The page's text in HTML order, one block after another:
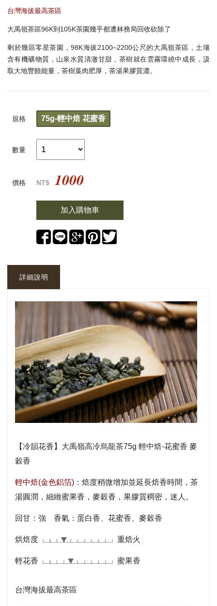
台灣海拔最高茶區
大禹嶺茶區96K到105K茶園幾乎都遭林務局回收砍除了
剩於幾區零星茶園，98K海拔2100~2200公尺的大禹嶺茶區，土壤
含有機礦物質，山泉水質清澈甘甜，茶樹就在雲霧環繞中成長，汲
取大地豐饒能量，茶樹葉肉肥厚，茶湯果膠質濃。
規格 75g-輕中焙 花蜜香
數量
價格 NT$ 1000
加入購物車
詳細說明
【冷韻花香】大禹嶺高冷烏龍茶75g 輕中焙-花蜜香 麥
穀香
輕中焙(金色鋁箔) ：焙度稍微增加並延長焙香時間，茶
湯圓潤，細緻蜜果香，麥穀香，果膠質稠密，迷人。
回甘：強 香氣：蛋白香、花蜜香、麥穀香
烘焙度 重焙火
輕花香 蜜果香
台灣海拔最高茶區